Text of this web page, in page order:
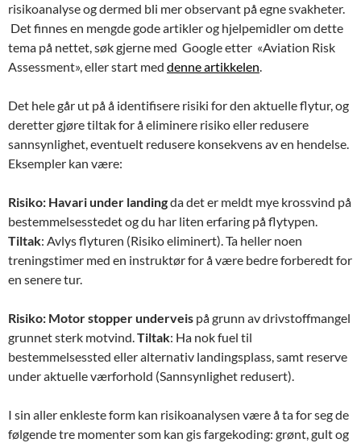
risikoanalyse og dermed bli mer observant på egne svakheter.
Det finnes en mengde gode artikler og hjelpemidler om dette
tema på nettet, søk gjerne med Google etter «Aviation Risk
Assessment», eller start med denne artikkelen.
Det hele går ut på å identifisere risiki for den aktuelle flytur, og
deretter gjøre tiltak for å eliminere risiko eller redusere
sannsynlighet, eventuelt redusere konsekvens av en hendelse.
Eksempler kan være:
Risiko: Havari under landingda det er meldt mye krossvind på
bestemmelsesstedet og du har liten erfaring på flytypen.
Tiltak: Avlys flyturen (Risiko eliminert). Ta heller noen
treningstimer med en instruktør for å være bedre forberedt for
en senere tur.
Risiko: Motor stopper underveis på grunn av drivstoffmangel
grunnet sterk motvind.Tiltak: Ha nok fuel til
bestemmelsessted eller alternativ landingsplass, samt reserve
under aktuelle værforhold (Sannsynlighet redusert).
I sin aller enkleste form kan risikoanalysen være å ta for seg de
følgende tre momenter som kan gis fargekoding: grønt, gult og